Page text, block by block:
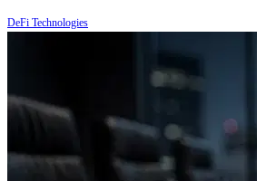
DeFi Technologies